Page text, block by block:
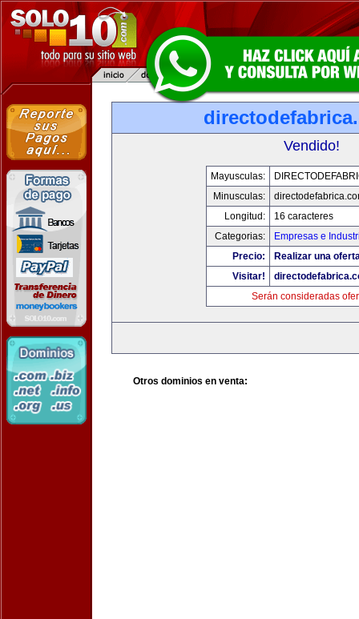
Vendido!
Mayusculas:
Minusculas:
Longitud:
16 caracteres
Categorias:
Empresas e
Precio:
Realizar una
Visitar!
Serán consideradas
Otros dominios en venta: